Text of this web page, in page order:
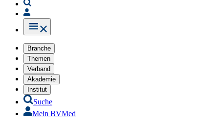
Branche
Themen
Verband
Akademie
Institut
Suche
Mein BVMed